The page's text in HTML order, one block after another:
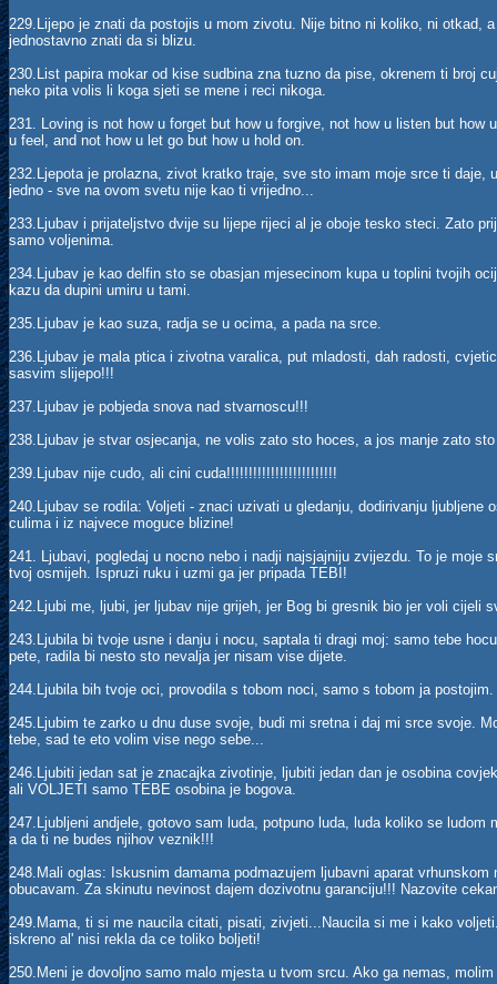
229.Lijepo je znati da postojis u mom zivotu. Nije bitno ni koliko, ni otkad,
jednostavno znati da si blizu.
230.List papira mokar od kise sudbina zna tuzno da pise, okrenem ti broj
neko pita volis li koga sjeti se mene i reci nikoga.
231. Loving is not how u forget but how u forgive, not how u listen but how
u feel, and not how u let go but how u hold on.
232.Ljepota je prolazna, zivot kratko traje, sve sto imam moje srce ti daje,
jedno - sve na ovom svetu nije kao ti vrijedno...
233.Ljubav i prijateljstvo dvije su lijepe rijeci al je oboje tesko steci. Zato
samo voljenima.
234.Ljubav je kao delfin sto se obasjan mjesecinom kupa u toplini tvojih
kazu da dupini umiru u tami.
235.Ljubav je kao suza, radja se u ocima, a pada na srce.
236.Ljubav je mala ptica i zivotna varalica, put mladosti, dah radosti,
sasvim slijepo!!!
237.Ljubav je pobjeda snova nad stvarnoscu!!!
238.Ljubav je stvar osjecanja, ne volis zato sto hoces, a jos manje zato
239.Ljubav nije cudo, ali cini cuda!!!!!!!!!!!!!!!!!!!!!!!!!
240.Ljubav se rodila: Voljeti - znaci uzivati u gledanju, dodirivanju ljubljene
culima i iz najvece moguce blizine!
241. Ljubavi, pogledaj u nocno nebo i nadji najsjajniju zvijezdu. To je moje
tvoj osmijeh. Ispruzi ruku i uzmi ga jer pripada TEBI!
242.Ljubi me, ljubi, jer ljubav nije grijeh, jer Bog bi gresnik bio jer voli cijeli
243.Ljubila bi tvoje usne i danju i nocu, saptala ti dragi moj: samo tebe
pete, radila bi nesto sto nevalja jer nisam vise dijete.
244.Ljubila bih tvoje oci, provodila s tobom noci, samo s tobom ja postojim.
245.Ljubim te zarko u dnu duse svoje, budi mi sretna i daj mi srce svoje.
tebe, sad te eto volim vise nego sebe...
246.Ljubiti jedan sat je znacajka zivotinje, ljubiti jedan dan je osobina
ali VOLJETI samo TEBE osobina je bogova.
247.Ljubljeni andjele, gotovo sam luda, potpuno luda, luda koliko se
a da ti ne budes njihov veznik!!!
248.Mali oglas: Iskusnim damama podmazujem ljubavni aparat
obucavam. Za skinutu nevinost dajem dozivotnu garanciju!!! Nazovite
249.Mama, ti si me naucila citati, pisati, zivjeti...Naucila si me i kako
iskreno al' nisi rekla da ce toliko boljeti!
250.Meni je dovoljno samo malo mjesta u tvom srcu. Ako ga nemas,